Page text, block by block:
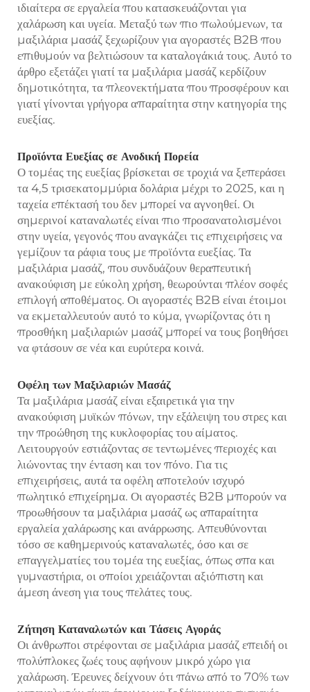
ιδιαίτερα σε εργαλεία που κατασκευάζονται για
χαλάρωση και υγεία. Μεταξύ των πιο πωλούμενων, τα
μαξιλάρια μασάζ ξεχωρίζουν για αγοραστές B2B που
επιθυμούν να βελτιώσουν τα καταλογάκιά τους. Αυτό το
άρθρο εξετάζει γιατί τα μαξιλάρια μασάζ κερδίζουν
δημοτικότητα, τα πλεονεκτήματα που προσφέρουν και
γιατί γίνονται γρήγορα απαραίτητα στην κατηγορία της
ευεξίας.
Προϊόντα Ευεξίας σε Ανοδική Πορεία
Ο τομέας της ευεξίας βρίσκεται σε τροχιά να ξεπεράσει
τα 4,5 τρισεκατομμύρια δολάρια μέχρι το 2025, και η
ταχεία επέκτασή του δεν μπορεί να αγνοηθεί. Οι
σημερινοί καταναλωτές είναι πιο προσανατολισμένοι
στην υγεία, γεγονός που αναγκάζει τις επιχειρήσεις να
γεμίζουν τα ράφια τους με προϊόντα ευεξίας. Τα
μαξιλάρια μασάζ, που συνδυάζουν θεραπευτική
ανακούφιση με εύκολη χρήση, θεωρούνται πλέον σοφές
επιλογή αποθέματος. Οι αγοραστές B2B είναι έτοιμοι
να εκμεταλλευτούν αυτό το κύμα, γνωρίζοντας ότι η
προσθήκη μαξιλαριών μασάζ μπορεί να τους βοηθήσει
να φτάσουν σε νέα και ευρύτερα κοινά.
Οφέλη των Μαξιλαριών Μασάζ
Τα μαξιλάρια μασάζ είναι εξαιρετικά για την
ανακούφιση μυϊκών πόνων, την εξάλειψη του στρες και
την προώθηση της κυκλοφορίας του αίματος.
Λειτουργούν εστιάζοντας σε τεντωμένες περιοχές και
λιώνοντας την ένταση και τον πόνο. Για τις
επιχειρήσεις, αυτά τα οφέλη αποτελούν ισχυρό
πωλητικό επιχείρημα. Οι αγοραστές B2B μπορούν να
προωθήσουν τα μαξιλάρια μασάζ ως απαραίτητα
εργαλεία χαλάρωσης και ανάρρωσης. Απευθύνονται
τόσο σε καθημερινούς καταναλωτές, όσο και σε
επαγγελματίες του τομέα της ευεξίας, όπως σπα και
γυμναστήρια, οι οποίοι χρειάζονται αξιόπιστη και
άμεση άνεση για τους πελάτες τους.
Ζήτηση Καταναλωτών και Τάσεις Αγοράς
Οι άνθρωποι στρέφονται σε μαξιλάρια μασάζ επειδή οι
πολύπλοκες ζωές τους αφήνουν μικρό χώρο για
χαλάρωση. Έρευνες δείχνουν ότι πάνω από το 70% των